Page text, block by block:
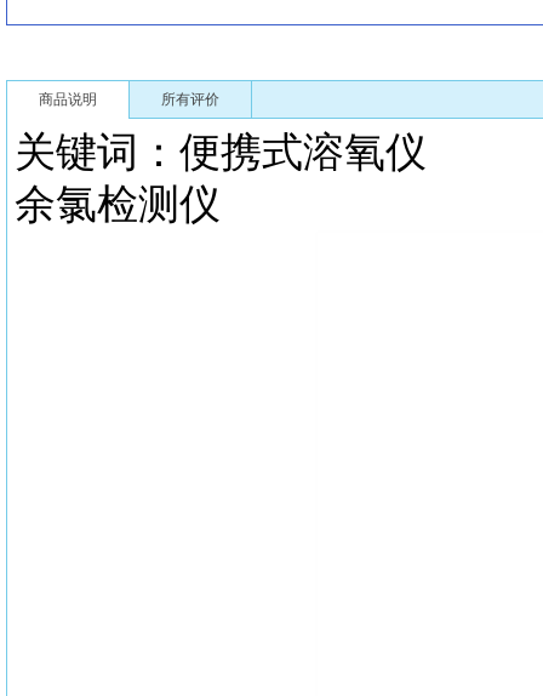
商品说明 所有评价
关键词：便携式溶氧
余氯检测仪